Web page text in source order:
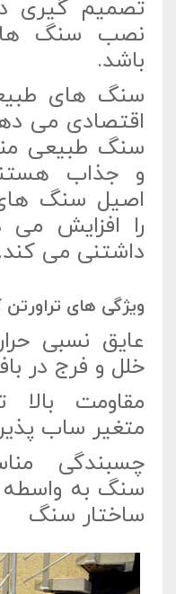
تصمیم گیری
نصب سنگ ها
باشد.
سنگ های
اقتصادی می
سنگ طبیعی
و جذاب
اصیل سنگ
را افزایش
داشتنی می کند.
ویژگی های تراورتن
عایق نسبی
خلل و فرج در
مقاومت
متغیر ساب
چسبندگی
سنگ به واسطه
ساختار سنگ